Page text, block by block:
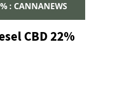
: CANNANEWS
CBD 22%